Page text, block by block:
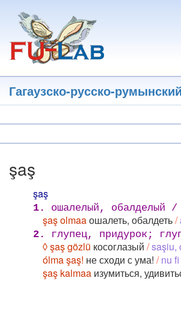
основному
содержанию
Гагаузско-русско-
şaş
şaş
1. ошалелый,
şaş olmaaошалеть, обалдеть/
2. глупец, придурок;
◊ şaş gözlü косоглазый /saşiu,
ólma şaş! не сходи с ума! / nu
şaş kalmaa изумиться,